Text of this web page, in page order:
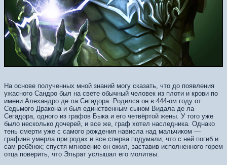
На основе полученных мной знаний могу сказать, что до появления
ужасного Сандро был на свете обычный человек из плоти и крови по
имени Алехандро де ла Сегадора. Родился он в 444-ом году от
Седьмого Дракона и был единственным сыном Видала де ла
Сегадора, одного из графов Быка и его четвёртой жены. У того уже
было несколько дочерей, и все же, граф хотел наследника. Однако
тень смерти уже с самого рождения нависла над мальчиком —
графиня умерла при родах и все сперва подумали, что с ней погиб и
сам ребёнок; спустя мгновение он ожил, заставив исполненного горем
отца поверить, что Эльрат услышал его молитвы.